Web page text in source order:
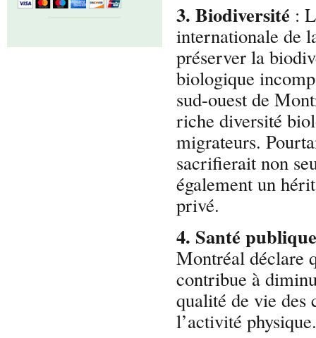
3. Biodiversité :
internationale de
préserver la
biologique
sud-ouest de
riche diversité
migrateurs.
sacrifierait non
également un
privé.
4. Santé publique
Montréal déclare
contribue à
qualité de vie des
l’activité physique.